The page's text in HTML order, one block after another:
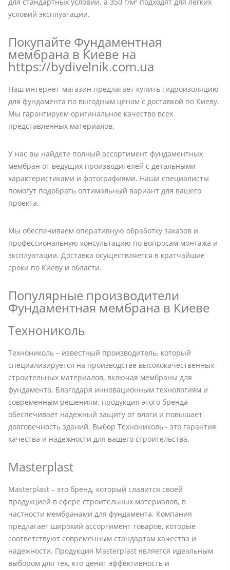
условий эксплуатации.
Покупайте Фундаментная
мембрана в Киеве на
https://bydivelnik.com.ua
Наш интернет-магазин предлагает купить гидроизоляцию
для фундамента по выгодным ценам с доставкой по Киеву.
Мы гарантируем оригинальное качество всех
представленных материалов.
У нас вы найдете полный ассортимент фундаментных
мембран от ведущих производителей с детальными
характеристиками и фотографиями. Наши специалисты
помогут подобрать оптимальный вариант для вашего
проекта.
Мы обеспечиваем оперативную обработку заказов и
профессиональную консультацию по вопросам монтажа и
эксплуатации. Доставка осуществляется в кратчайшие
сроки по Киеву и области.
Популярные производители
Фундаментная мембрана в Киеве
Технониколь
Технониколь – известный производитель, который
специализируется на производстве высококачественных
строительных материалов, включая мембраны для
фундамента. Благодаря инновационным технологиям и
современным решениям, продукция этого бренда
обеспечивает надежный защиту от влаги и повышает
долговечность зданий. Выбор Технониколь - это гарантия
качества и надежности для вашего строительства.
Masterplast
Masterplast – это бренд, который славится своей
продукцией в сфере строительных материалов, в
частности мембранами для фундамента. Компания
предлагает широкий ассортимент товаров, которые
соответствуют современным стандартам качества и
надежности. Продукция Masterplast является идеальным
выбором для тех, кто ценит эффективность и